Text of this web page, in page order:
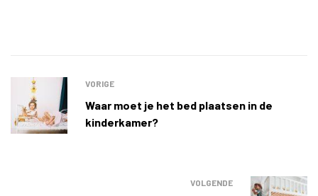
VORIGE
Waar moet je het bed plaatsen in de
kinderkamer?
VOLGENDE